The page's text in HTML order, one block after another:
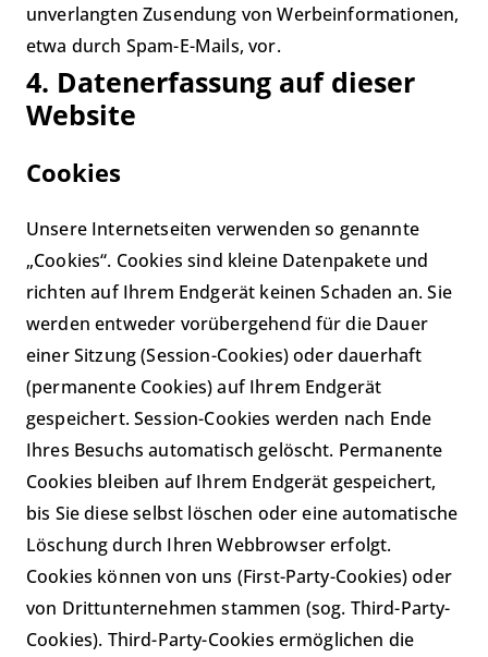
unverlangten Zusendung von Werbeinformationen,
etwa durch Spam-E-Mails, vor.
4. Datenerfassung auf dieser
Website
Cookies
Unsere Internetseiten verwenden so genannte
„Cookies“. Cookies sind kleine Datenpakete und
richten auf Ihrem Endgerät keinen Schaden an. Sie
werden entweder vorübergehend für die Dauer
einer Sitzung (Session-Cookies) oder dauerhaft
(permanente Cookies) auf Ihrem Endgerät
gespeichert. Session-Cookies werden nach Ende
Ihres Besuchs automatisch gelöscht. Permanente
Cookies bleiben auf Ihrem Endgerät gespeichert,
bis Sie diese selbst löschen oder eine automatische
Löschung durch Ihren Webbrowser erfolgt.
Cookies können von uns (First-Party-Cookies) oder
von Drittunternehmen stammen (sog. Third-Party-
Cookies). Third-Party-Cookies ermöglichen die